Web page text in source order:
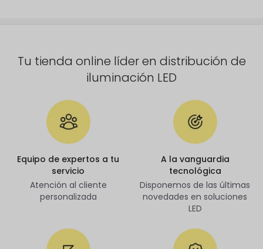
Tu tienda online líder en distribución de
iluminación LED
Equipo de expertos a tu
servicio
Atención al cliente
personalizada
A la vanguardia
tecnológica
Disponemos de las últimas
novedades en soluciones
LED